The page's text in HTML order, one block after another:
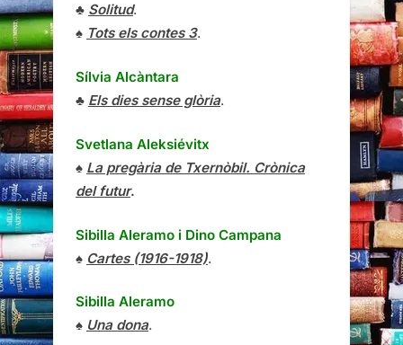
♣ Solitud.
♠ Tots els contes 3.
Sílvia Alcàntara
♣ Els dies sense glòria.
Svetlana Aleksiévitx
♠ La pregària de Txernòbil. Crònica
del futur.
Sibilla Aleramo i Dino Campana
♠ Cartes (1916-1918).
Sibilla Aleramo
♠ Una dona.